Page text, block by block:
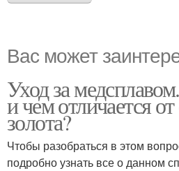
Вас может
Уход за
и чем отличается
золота?
Чтобы разобраться в этом
подробно узнать все о данном